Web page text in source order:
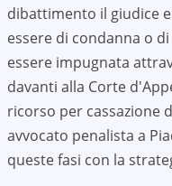
dibattimento il giudice
essere di condanna o
essere impugnata
davanti alla Corte
ricorso per cassazione
avvocato penalista a
queste fasi con la